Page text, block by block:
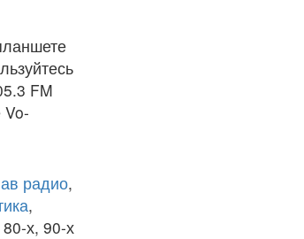
FM
радио,
,
х, 90-х